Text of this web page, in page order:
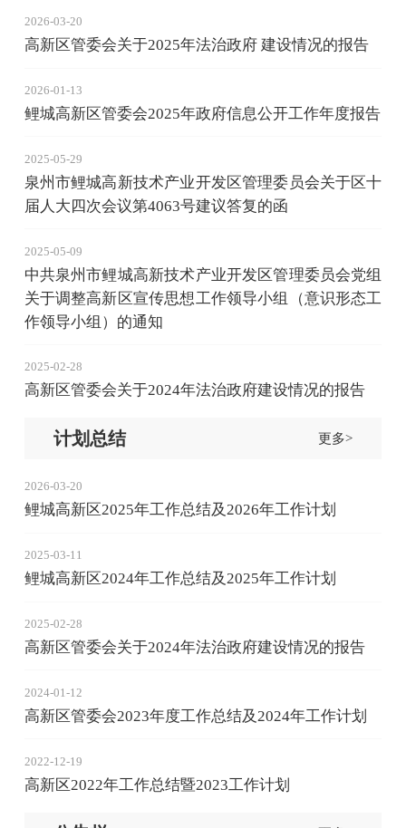
2026-03-20
高新区管委会关于2025年法治政府 建设情况的报告
2026-01-13
鲤城高新区管委会2025年政府信息公开工作年度报告
2025-05-29
泉州市鲤城高新技术产业开发区管理委员会关于区十
届人大四次会议第4063号建议答复的函
2025-05-09
中共泉州市鲤城高新技术产业开发区管理委员会党组
关于调整高新区宣传思想工作领导小组（意识形态工
作领导小组）的通知
2025-02-28
高新区管委会关于2024年法治政府建设情况的报告
计划总结 更多>
2026-03-20
鲤城高新区2025年工作总结及2026年工作计划
2025-03-11
鲤城高新区2024年工作总结及2025年工作计划
2025-02-28
高新区管委会关于2024年法治政府建设情况的报告
2024-01-12
高新区管委会2023年度工作总结及2024年工作计划
2022-12-19
高新区2022年工作总结暨2023工作计划